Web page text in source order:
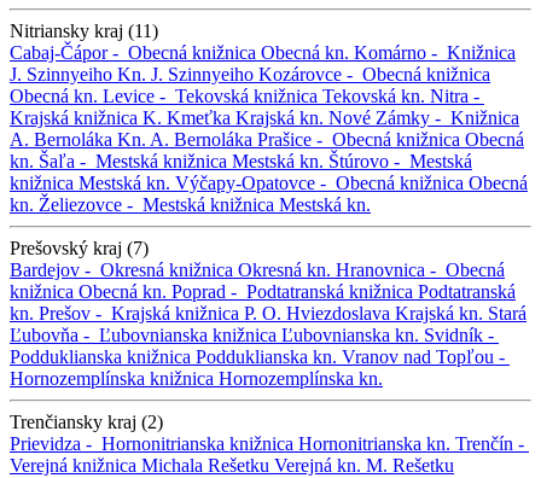
Nitriansky kraj (11)
Cabaj-Čápor - Obecná knižnica Obecná kn. Komárno - Knižnica
J. Szinnyeiho Kn. J. Szinnyeiho Kozárovce - Obecná knižnica
Obecná kn. Levice - Tekovská knižnica Tekovská kn. Nitra -
Krajská knižnica K. Kmeťka Krajská kn. Nové Zámky - Knižnica
A. Bernoláka Kn. A. Bernoláka Prašice - Obecná knižnica Obecná
kn. Šaľa - Mestská knižnica Mestská kn. Štúrovo - Mestská
knižnica Mestská kn. Výčapy-Opatovce - Obecná knižnica Obecná
kn. Želiezovce - Mestská knižnica Mestská kn.
Prešovský kraj (7)
Bardejov - Okresná knižnica Okresná kn. Hranovnica - Obecná
knižnica Obecná kn. Poprad - Podtatranská knižnica Podtatranská
kn. Prešov - Krajská knižnica P. O. Hviezdoslava Krajská kn. Stará
Ľubovňa - Ľubovnianska knižnica Ľubovnianska kn. Svidník -
Podduklianska knižnica Podduklianska kn. Vranov nad Topľou -
Hornozemplínska knižnica Hornozemplínska kn.
Trenčiansky kraj (2)
Prievidza - Hornonitrianska knižnica Hornonitrianska kn. Trenčín -
Verejná knižnica Michala Rešetku Verejná kn. M. Rešetku